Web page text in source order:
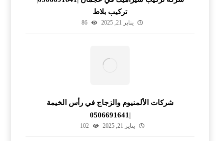
تركيب بلاط
يناير 21, 2025 86
شركات الألمنيوم والزجاج في رأس الخيمة
|0506691641
يناير 21, 2025 102